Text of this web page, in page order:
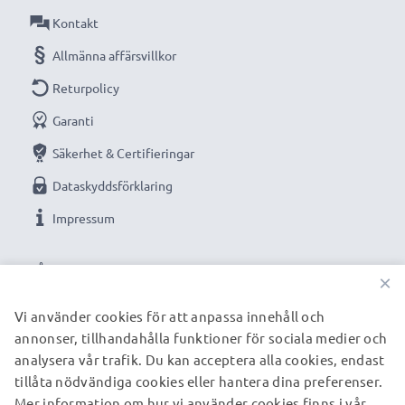
Anslutning 1: 4 Pin Camera Connector connector
Anslutning 2: USB A adapter
1.5m lång sladd
Färg: svart
Optimerad för bland annat:
S30 DSC-S50 DSC-S70 DSC-F505 DSC-F505V C-200
Zoom kamera, systemkamera, digitalkamera, go-pros
kamera är optimerad för denna typ av kablar. Se
kamerans inställningar/manual för mer information.
VÅRA BETALNINGSALTERNATIV
Kontakt
Allmänna affärsvillkor
Returpolicy
Garanti
Säkerhet & Certifieringar
Dataskyddsförklaring
Impressum
VÅRA FRAKTPARTNERS
×
Vi använder cookies för att anpassa innehåll och
annonser, tillhandahålla funktioner för sociala medier och
analysera vår trafik. Du kan acceptera alla cookies, endast
tillåta nödvändiga cookies eller hantera dina preferenser.